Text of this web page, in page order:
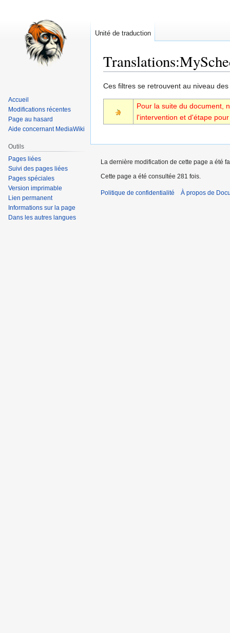
Translations:
Aller
à
Aller
à
Ces filtres se retrouvent au niveau
Pour la suite du document,
l'intervention et d'étape
Unité de traduction
Accueil
Modifications récentes
Page au hasard
Aide concernant MediaWiki
Outils
Pages liées
Suivi des pages liées
Pages spéciales
Version imprimable
Lien permanent
Informations sur la page
Dans les autres langues
La dernière modification de cette page a été
Cette page a été consultée 281 fois.
Politique de confidentialité À propos de